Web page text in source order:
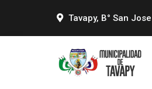
Tavapy, B° San Jose